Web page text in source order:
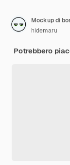
Mockup di
hidemaru
Potrebbero